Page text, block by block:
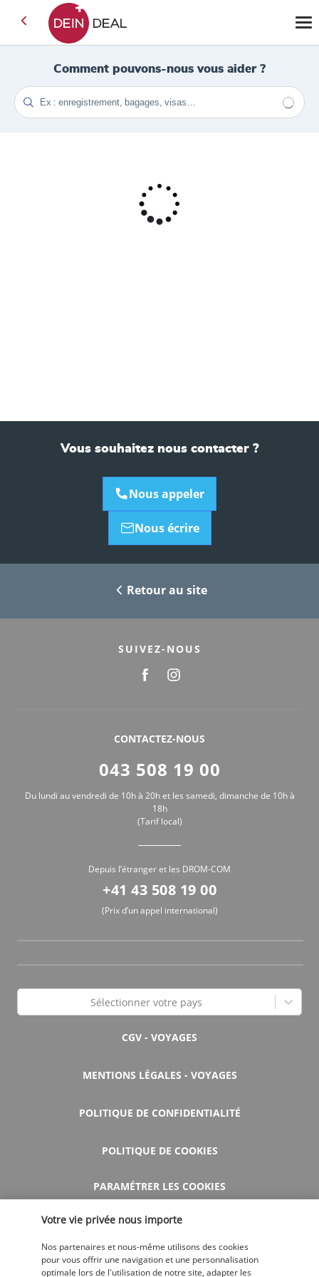
Comment pouvons-nous vous aider ?
Vous souhaitez nous contacter ?
Nous appeler
Nous écrire
Retour au site
SUIVEZ-NOUS
CONTACTEZ-NOUS
043 508 19 00
Du lundi au vendredi de 10h à 20h et les samedi, dimanche de 10h à
18h
(Tarif local)
Depuis l’étranger et les DROM-COM
+41 43 508 19 00
(Prix d’un appel international)
Sélectionner votre pays
CGV - VOYAGES
MENTIONS LÉGALES - VOYAGES
POLITIQUE DE CONFIDENTIALITÉ
POLITIQUE DE COOKIES
PARAMÉTRER LES COOKIES
AIDE ET CONTACT
Votre vie privée nous importe
Nos partenaires et nous-même utilisons des cookies
pour vous offrir une navigation et une personnalisation
optimale lors de l'utilisation de notre site, adapter les